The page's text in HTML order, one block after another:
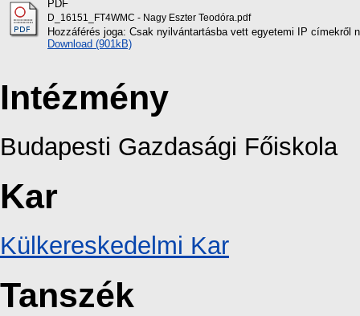
PDF
D_16151_FT4WMC - Nagy Eszter Teodóra.pdf
Hozzáférés joga: Csak nyilvántartásba vett egyetemi IP címekről
Download (901kB)
Intézmény
Budapesti Gazdasági Főiskola
Kar
Külkereskedelmi Kar
Tanszék